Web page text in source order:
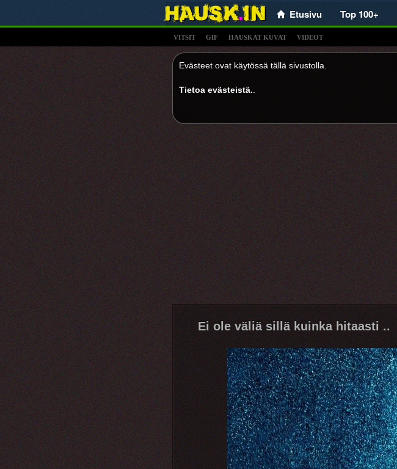
Etusivu Top 100+
VITSIT GIF HAUSKAT KUVAT VIDEOT
Evästeet ovat käytössä tällä sivustolla.
Tietoa evästeistä.
Ei ole väliä sillä kuinka hitaasti ..